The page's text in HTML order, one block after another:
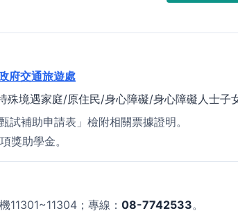
府交通旅遊處
殊境遇家庭/原住民/身心障礙/身心障礙人士子女
試補助申請表」檢附相關票據證明。
獎助學金。
11301~11304；專線： 08-7742533。